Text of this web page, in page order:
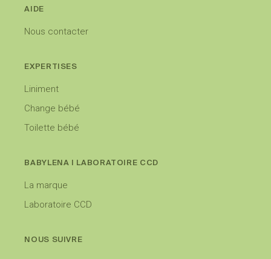
AIDE
Nous contacter
EXPERTISES
Liniment
Change bébé
Toilette bébé
BABYLENA I LABORATOIRE CCD
La marque
Laboratoire CCD
NOUS SUIVRE